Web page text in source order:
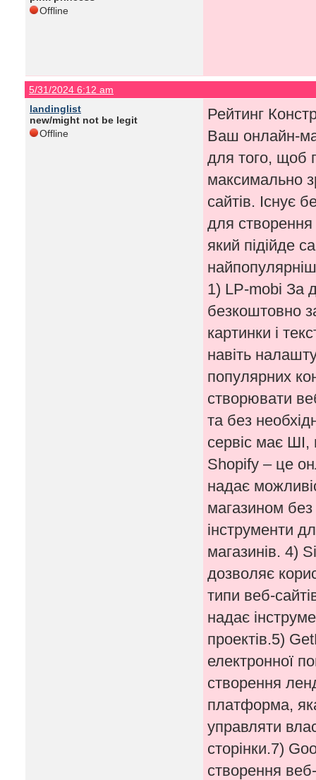
Offline
5/31/2024 6:12 am
landinglist
new/might not be legit
Offline
Рейтинг
Ваш онлайн-
для того, щоб
максимально
сайтів. Існує
для створення
який підійде
1) LP-mobi За
безкоштовно
картинки і
навіть
популярних
створювати
та без
сервіс має
Shopify – це
надає
магазином
інструменти
магазинів. 4)
дозволяє
типи веб-
надає
проектів.5)
електронної
створення
платформа,
управляти
сторінки.7)
створення